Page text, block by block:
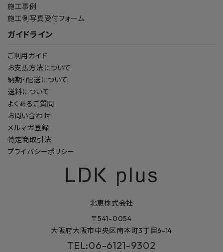
施工事例
施工例写真受付フォーム
ガイドライン
ご利用ガイド
お支払方法について
納期・配送について
送料について
よくあるご質問
お問い合わせ
メルマガ登録
特定商取引法
プライバシーポリシー
北恵株式会社
〒541-0054
大阪府大阪市中央区南本町3丁目6-14
TEL:06-6121-9302